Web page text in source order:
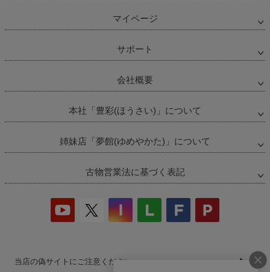
マイページ
サポート
会社概要
本社「豊彩(ほうさい)」について
姉妹店「夢館(ゆめやかた)」について
古物営業法に基づく表記
当店の偽サイトにご注意ください